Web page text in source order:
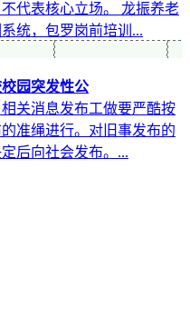
代表核心立场。 龙振养老
统，包罗岗前培训...
园突发性公
关消息发布工做要严酷按
准绳进行。对旧事发布的
后向社会发布。...